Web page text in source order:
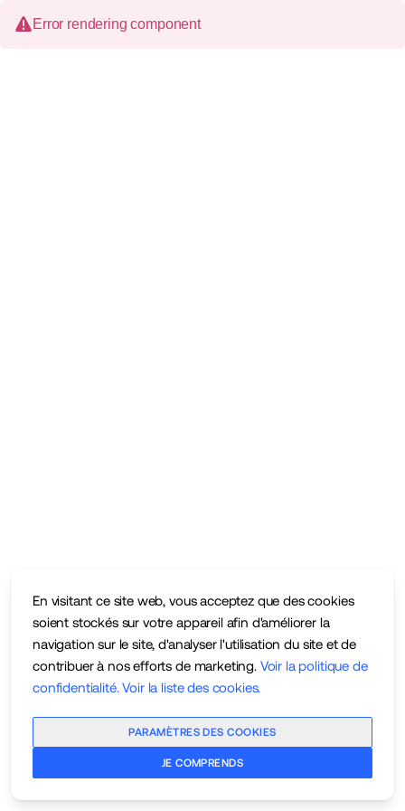
En visitant ce site web, vous acceptez que des cookies
soient stockés sur votre appareil afin d'améliorer la
navigation sur le site, d'analyser l'utilisation du site et de
contribuer à nos efforts de marketing. Voir la politique de
confidentialité. Voir la liste des cookies.
PARAMÈTRES DES COOKIES
JE COMPRENDS
Error rendering component